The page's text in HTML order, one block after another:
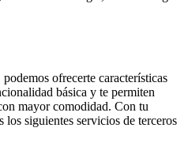
ofrecerte características
básica y te permiten
mayor comodidad. Con tu
siguientes servicios de terceros